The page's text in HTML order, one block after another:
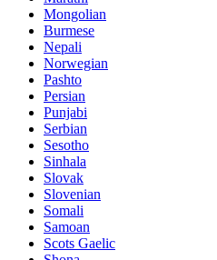
Mongolian
Burmese
Nepali
Norwegian
Pashto
Persian
Punjabi
Serbian
Sesotho
Sinhala
Slovak
Slovenian
Somali
Samoan
Scots Gaelic